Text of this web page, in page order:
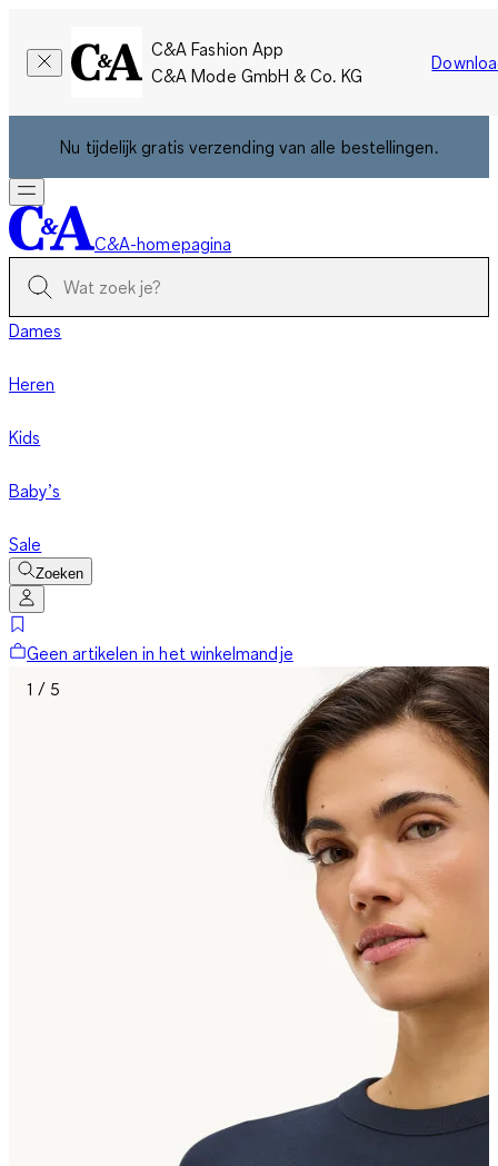
C&A Fashion App
C&A Mode GmbH & Co. KG
Nu tijdelijk gratis verzending van alle bestellingen.
C&A-homepagina
Dames
Heren
Kids
Baby’s
Sale
Zoeken
Geen artikelen in het winkelmandje
1 / 5